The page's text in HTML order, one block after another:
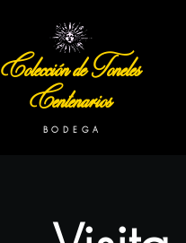
Colección de Toneles
Centenarios
B O D E G A